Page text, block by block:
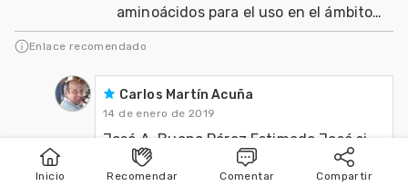
Inicio Publicar Buscar
Inicio Recomendar Comentar Compartir
aminoácidos para el uso en el ámbito
de nutracéuticos, Agricultura y
Veterinaria
Enlace recomendado
Carlos Martín Acuña
14 de enero de 2019
José A. Bueno Pérez Estimado José si
bien el autor del artículo es Gonzalo
Poodts gran amigo mio no se va a enojar